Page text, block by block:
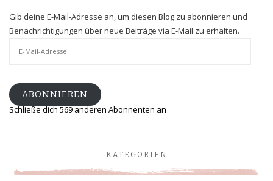
Gib deine E-Mail-Adresse an, um diesen Blog zu abonnieren und
Benachrichtigungen über neue Beiträge via E-Mail zu erhalten.
ABONNIEREN
Schließe dich 569 anderen Abonnenten an
KATEGORIEN